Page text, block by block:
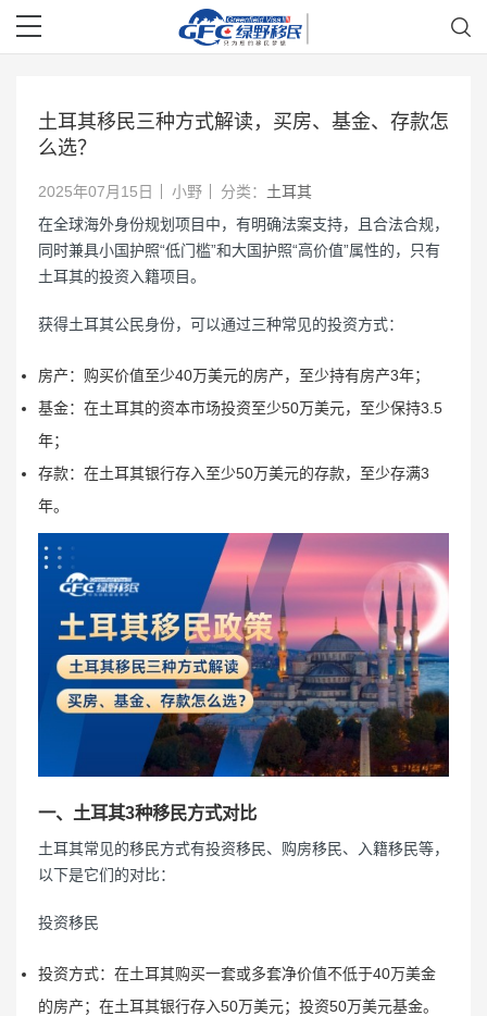
土耳其移民三种方式解读，买房、基金、存款怎
么选？
2025年07月15日 小野 分类： 土耳其
在全球海外身份规划项目中，有明确法案支持，且合法合规，
同时兼具小国护照“低门槛”和大国护照“高价值”属性的，只有
土耳其的投资入籍项目。
获得土耳其公民身份，可以通过三种常见的投资方式：
房产：购买价值至少40万美元的房产，至少持有房产3年；
基金：在土耳其的资本市场投资至少50万美元，至少保持3.5
年；
存款：在土耳其银行存入至少50万美元的存款，至少存满3
年。
一、土耳其3种移民方式对比
土耳其常见的移民方式有投资移民、购房移民、入籍移民等，
以下是它们的对比：
投资移民
投资方式：在土耳其购买一套或多套净价值不低于40万美金
的房产；在土耳其银行存入50万美元；投资50万美元基金。